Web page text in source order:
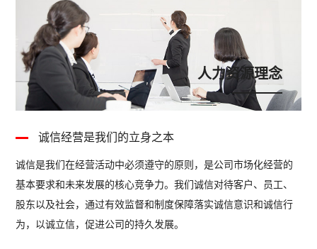
人力资源理念
诚信经营是我们的立身之本
诚信是我们在经营活动中必须遵守的原则，是公司市场化经营的
基本要求和未来发展的核心竞争力。我们诚信对待客户、员工、
股东以及社会，通过有效监督和制度保障落实诚信意识和诚信行
为，以诚立信，促进公司的持久发展。